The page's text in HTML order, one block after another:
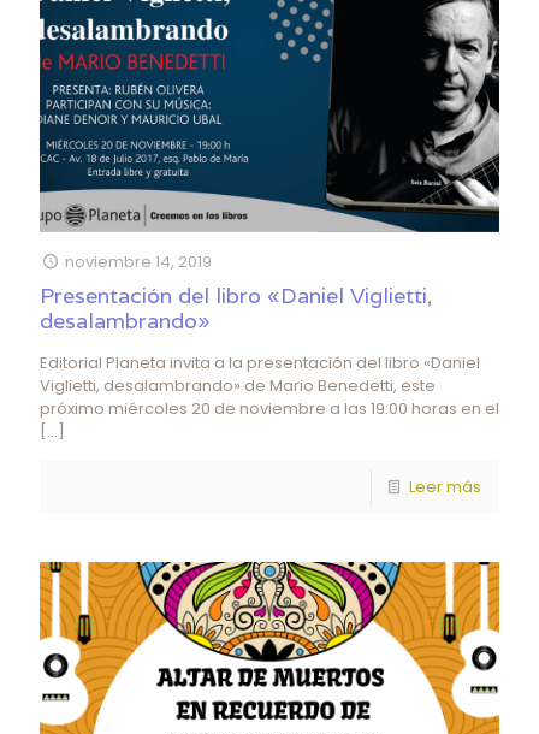
noviembre 14, 2019
Presentación del libro «Daniel Viglietti,
desalambrando»
Editorial Planeta invita a la presentación del libro «Daniel
Viglietti, desalambrando» de Mario Benedetti, este
próximo miércoles 20 de noviembre a las 19:00 horas en el
[…]
Leer más